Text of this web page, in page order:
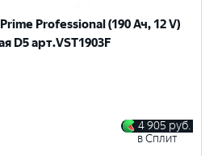
Professional (190 Ач, 12 V)
D5 арт.VST1903F
4 905 руб.
в Сплит